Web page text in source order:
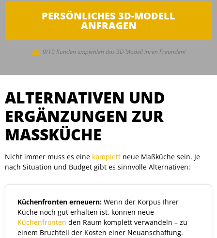
PERSÖNLICHES 3D-MODELL
ANFRAGEN
9/10 Kunden empfehlen das 3D-Modell ihren Freunden!
ALTERNATIVEN UND
ERGÄNZUNGEN ZUR
MASSKÜCHE
Nicht immer muss es eine komplett neue Maßküche sein. Je
nach Situation und Budget gibt es sinnvolle Alternativen:
Küchenfronten erneuern: Wenn der Korpus Ihrer
Küche noch gut erhalten ist, können neue
Küchenfronten den Raum komplett verwandeln – zu
einem Bruchteil der Kosten einer Neuanschaffung.